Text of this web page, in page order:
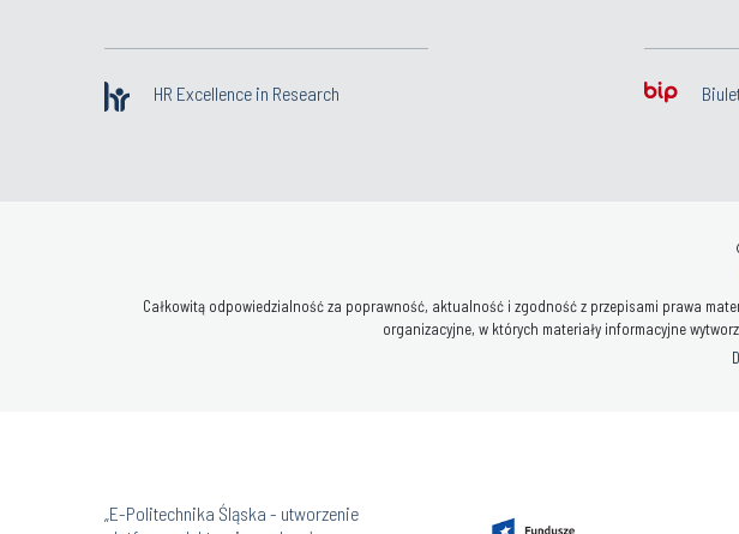
HR Excellence in Research
Całkowitą odpowiedzialność za poprawność, aktualność i zgodność z przepisami prawa
organizacyjne, w których materiały informacyjne
„E-Politechnika Śląska - utworzenie